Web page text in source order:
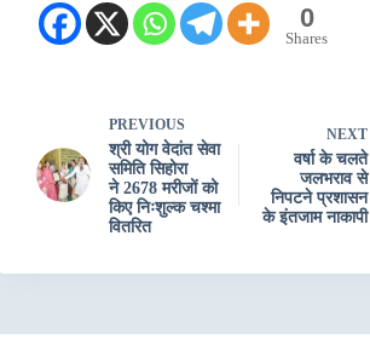
0
Shares
PREVIOUS
श्री योग वेदांत सेवा
समिति सिहोरा
ने 2678 मरीजों को
किए निःशुल्क चश्मा
वितरित
NEXT
वर्षा के चलते
जलभराव से
निपटने प्रशासन
के इंतजाम नाकापी